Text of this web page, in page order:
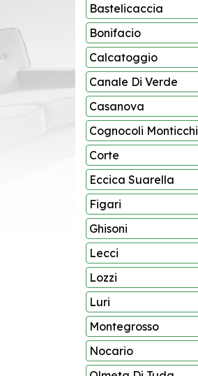
Bastelicaccia
Bonifacio
Calcatoggio
Canale Di Verde
Casanova
Cognocoli Monticchi
Corte
Eccica Suarella
Figari
Ghisoni
Lecci
Lozzi
Luri
Montegrosso
Nocario